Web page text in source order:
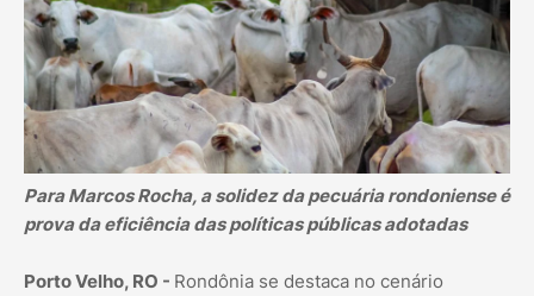
Para Marcos Rocha, a solidez da pecuária rondoniense é
prova da eficiência das políticas públicas adotadas
Porto Velho, RO - Rondônia se destaca no cenário